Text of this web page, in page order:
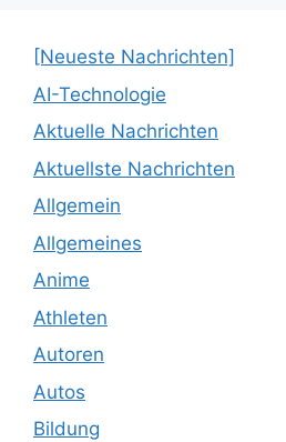
[Neueste Nachrichten]
AI-Technologie
Aktuelle Nachrichten
Aktuellste Nachrichten
Allgemein
Allgemeines
Anime
Athleten
Autoren
Autos
Bildung